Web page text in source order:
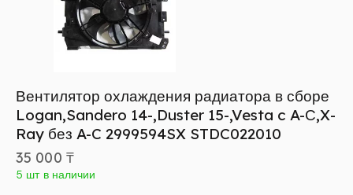
Вентилятор охлаждения радиатора в сборе
Logan,Sandero 14-,Duster 15-,Vesta c A-С,X-
Ray без A-C 2999594SX STDC022010
35 000 ₸
5 шт в наличии